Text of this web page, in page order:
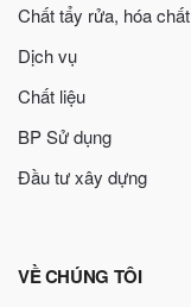
Chất tẩy rửa, hóa chất
Dịch vụ
Chất liệu
BP Sử dụng
Đầu tư xây dựng
VỀ CHÚNG TÔI